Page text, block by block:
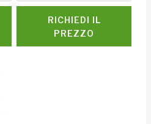
RICHIEDI IL
PREZZO